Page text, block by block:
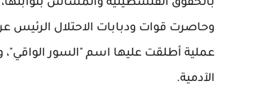
وحاصرت قوات ودبابات الاحتلال الرئيس
عملية أطلقت عليها اسم "السور الواقي"،
الآدمية.